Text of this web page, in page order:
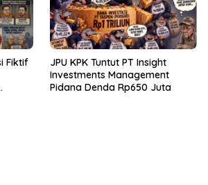
Fiktif
JPU KPK Tuntut PT Insight
Investments Management
Pidana Denda Rp650 Juta